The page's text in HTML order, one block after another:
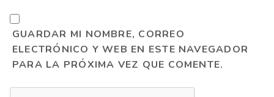
GUARDAR MI NOMBRE, CORREO
ELECTRÓNICO Y WEB EN ESTE NAVEGADOR
PARA LA PRÓXIMA VEZ QUE COMENTE.